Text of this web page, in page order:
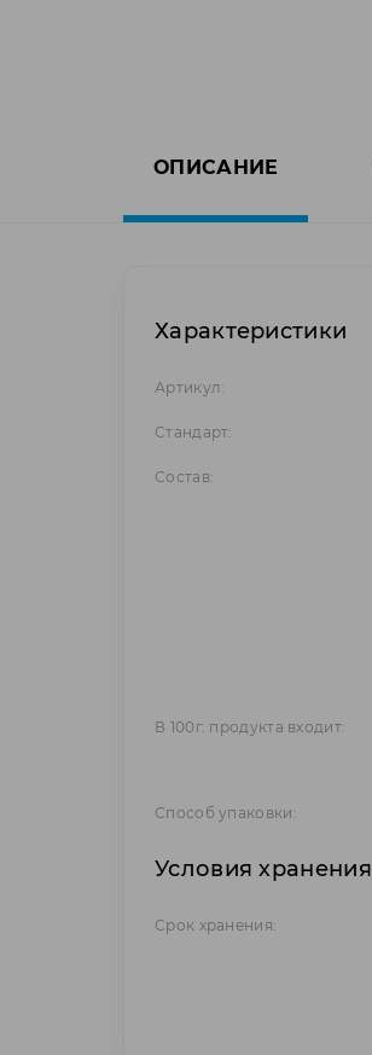
ОПИСАНИЕ
Характеристики
Артикул:
Стандарт:
Состав:
В 100г. продукта входит:
Способ упаковки:
Условия хранения
Срок хранения: